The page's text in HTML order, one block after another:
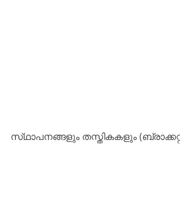
സ്‌ഥാപനങ്ങളും തസ്തികകളും